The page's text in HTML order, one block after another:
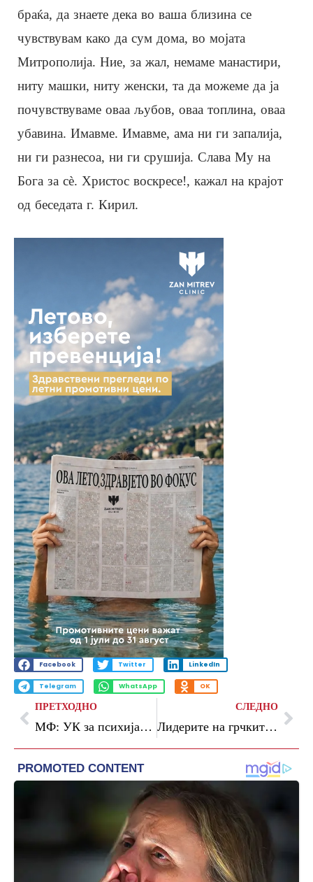
браќа, да знаете дека во ваша близина се
чувствувам како да сум дома, во мојата
Митрополија. Ние, за жал, немаме манастири,
ниту машки, ниту женски, та да можеме да ја
почувствуваме оваа љубов, оваа топлина, оваа
убавина. Имавме. Имавме, ама ни ги запалија,
ни ги разнесоа, ни ги срушија. Слава Му на
Бога за сè. Христос воскресе!, кажал на крајот
од беседата г. Кирил.
Facebook Twitter LinkedIn
Telegram WhatsApp OK
ПРЕТХОДНО
МФ: УК за психијатрија прв здравствен објект што ќе ја подобрува енергетската ефиканост со грант од СБ
СЛЕДНО
Лидерите на грчките политички партии ги претставија нивните позиции во предизборната ТВ дебата